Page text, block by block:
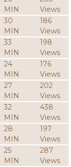
MIN
Views
30
MIN
186
Views
33
MIN
198
Views
24
MIN
176
Views
27
MIN
202
Views
32
MIN
438
Views
28
MIN
197
Views
25
MIN
287
Views